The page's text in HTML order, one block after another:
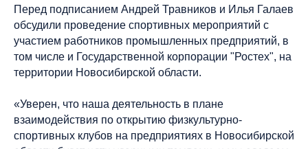
Перед подписанием Андрей Травников и Илья Галаев
обсудили проведение спортивных мероприятий с
участием работников промышленных предприятий, в
том числе и Государственной корпорации "Ростех", на
территории Новосибирской области.
«Уверен, что наша деятельность в плане
взаимодействия по открытию физкультурно-
спортивных клубов на предприятиях в Новосибирской